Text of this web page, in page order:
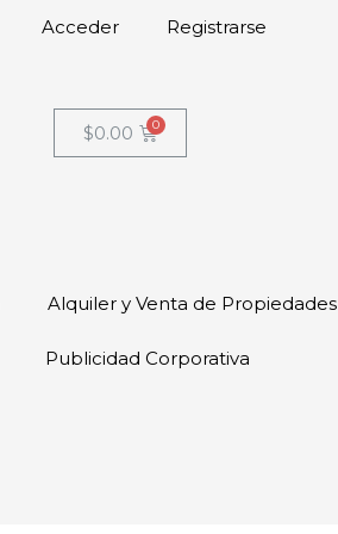
Acceder Registrarse
$0.00
Alquiler y Venta de Propiedades
Publicidad Corporativa